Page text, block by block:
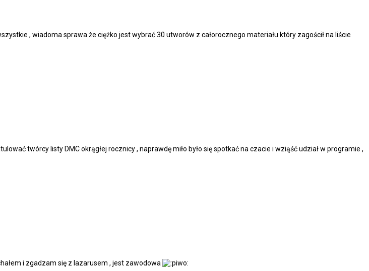
, wiadoma sprawa że ciężko jest wybrać 30 utworów z całorocznego materiału który zagościł na liście
twórcy listy DMC okrągłej rocznicy , naprawdę miło było się spotkać na czacie i wziąść udział w programie ,
i zgadzam się z lazarusem , jest zawodowa